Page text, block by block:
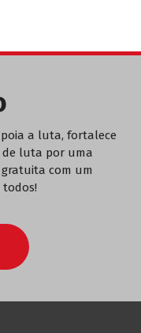
a luta, fortalece
de luta por uma
com um
todos!